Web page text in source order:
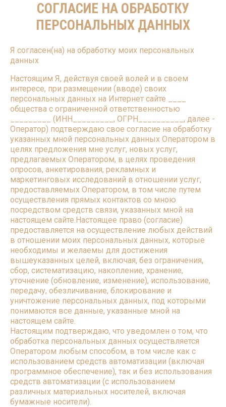
СОГЛАСИЕ НА ОБРАБОТКУ
ПЕРСОНАЛЬНЫХ ДАННЫХ
Я согласен(на) на обработку моих персональных
данных
Настоящим Я, действуя своей волей и в своем
интересе, при размещении (вводе) своих
персональных данных на Интернет сайте ____
общества с ограниченной ответственностью
_________ (ИНН_________, ОГРН__________, далее -
Оператор) подтверждаю свое согласие на обработку
указанных мной персональных данных Оператором в
целях предложения мне услуг, новых услуг,
предлагаемых Оператором, в целях проведения
опросов, анкетирования, рекламных и
маркетинговых исследований в отношении услуг,
предоставляемых Оператором, в том числе путем
осуществления прямых контактов со мною
посредством средств связи, указанных мной на
настоящем сайте.Настоящее право (согласие)
предоставляется на осуществление любых действий
в отношении моих персональных данных, которые
необходимы и желаемы для достижения
вышеуказанных целей, включая, без ограничения,
сбор, систематизацию, накопление, хранение,
уточнение (обновление, изменение), использование,
передачу, обезличивание, блокирование и
уничтожение персональных данных, под которыми
понимаются все данные, указанные мной на
настоящем сайте.
Настоящим подтверждаю, что уведомлен о том, что
обработка персональных данных осуществляется
Оператором любым способом, в том числе как с
использованием средств автоматизации (включая
программное обеспечение), так и без использования
средств автоматизации (с использованием
различных материальных носителей, включая
бумажные носители).